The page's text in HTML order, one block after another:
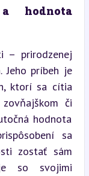
a hodnota
– prirodzenej
Jeho príbeh je
ktorí sa cítia
či
hodnota
sa
zostať sám
so svojimi